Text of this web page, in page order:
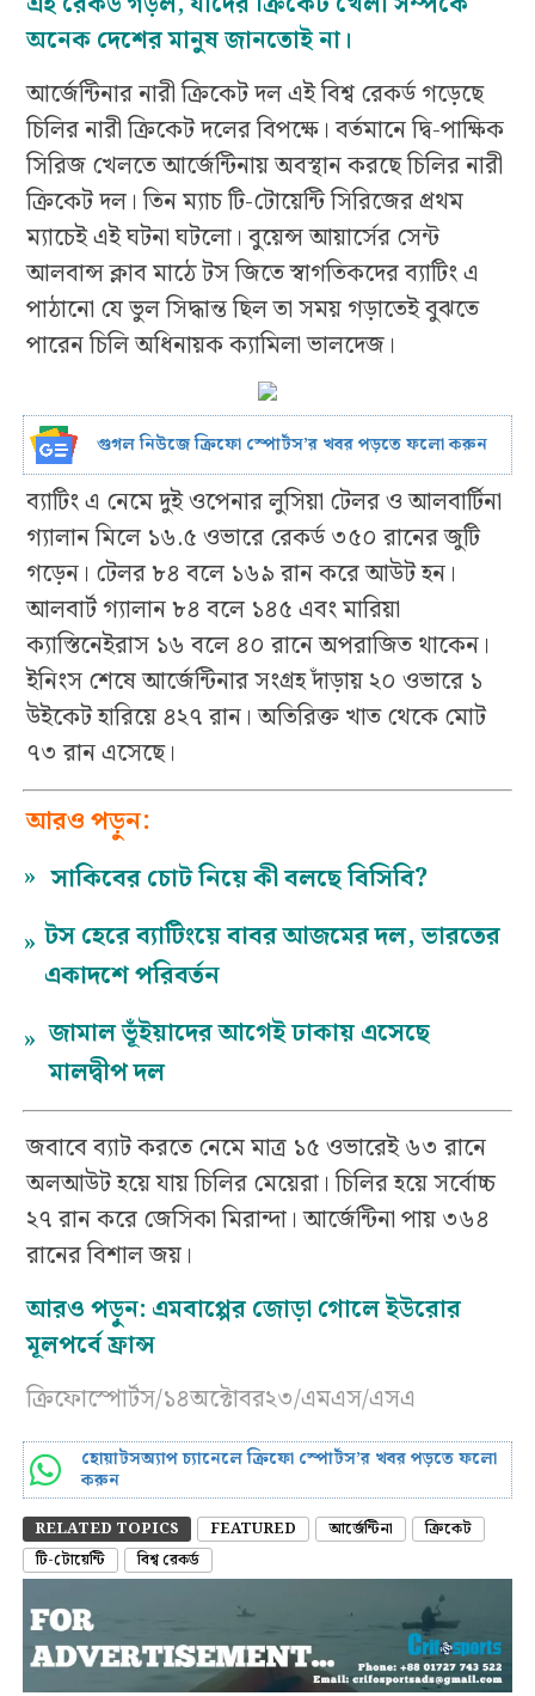
অনেক দেশের মানুষ জানতোই না।
আর্জেন্টিনার নারী ক্রিকেট দল এই বিশ্ব রেকর্ড গড়েছে
চিলির নারী ক্রিকেট দলের বিপক্ষে। বর্তমানে দ্বি-পাক্ষিক
সিরিজ খেলতে আর্জেন্টিনায় অবস্থান করছে চিলির নারী
ক্রিকেট দল। তিন ম্যাচ টি-টোয়েন্টি সিরিজের প্রথম
ম্যাচেই এই ঘটনা ঘটলো। বুয়েন্স আয়ার্সের সেন্ট
আলবান্স ক্লাব মাঠে টস জিতে স্বাগতিকদের ব্যাটিং এ
পাঠানো যে ভুল সিদ্ধান্ত ছিল তা সময় গড়াতেই বুঝতে
পারেন চিলি অধিনায়ক ক্যামিলা ভালদেজ।
গুগল নিউজে ক্রিফো স্পোর্টস’র খবর পড়তে ফলো করুন
ব্যাটিং এ নেমে দুই ওপেনার লুসিয়া টেলর ও আলবার্টিনা
গ্যালান মিলে ১৬.৫ ওভারে রেকর্ড ৩৫০ রানের জুটি
গড়েন। টেলর ৮৪ বলে ১৬৯ রান করে আউট হন।
আলবার্ট গ্যালান ৮৪ বলে ১৪৫ এবং মারিয়া
ক্যাস্তিনেইরাস ১৬ বলে ৪০ রানে অপরাজিত থাকেন।
ইনিংস শেষে আর্জেন্টিনার সংগ্রহ দাঁড়ায় ২০ ওভারে ১
উইকেট হারিয়ে ৪২৭ রান। অতিরিক্ত খাত থেকে মোট
৭৩ রান এসেছে।
আরও পড়ুন:
» সাকিবের চোট নিয়ে কী বলছে বিসিবি?
» টস হেরে ব্যাটিংয়ে বাবর আজমের দল, ভারতের
একাদশে পরিবর্তন
» জামাল ভূঁইয়াদের আগেই ঢাকায় এসেছে
মালদ্বীপ দল
জবাবে ব্যাট করতে নেমে মাত্র ১৫ ওভারেই ৬৩ রানে
অলআউট হয়ে যায় চিলির মেয়েরা। চিলির হয়ে সর্বোচ্চ
২৭ রান করে জেসিকা মিরান্দা। আর্জেন্টিনা পায় ৩৬৪
রানের বিশাল জয়।
আরও পড়ুন: এমবাপ্পের জোড়া গোলে ইউরোর
মূলপর্বে ফ্রান্স
ক্রিফোস্পোর্টস/১৪অক্টোবর২৩/এমএস/এসএ
হোয়াটসঅ্যাপ চ্যানেলে ক্রিফো স্পোর্টস’র খবর পড়তে ফলো
করুন
RELATED TOPICS FEATURED আর্জেন্টিনা
ক্রিকেট
টি-টোয়েন্টি
বিশ্ব রেকর্ড